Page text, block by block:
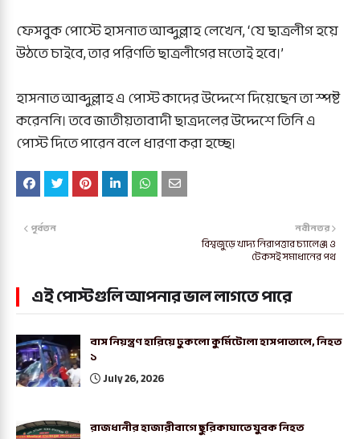
ফেসবুক পোস্টে হাসনাত আব্দুল্লাহ লেখেন, ‘যে ছাত্রলীগ হয়ে
উঠতে চাইবে, তার পরিণতি ছাত্রলীগের মতোই হবে।’
হাসনাত আব্দুল্লাহ এ পোস্ট কাদের উদ্দেশে দিয়েছেন তা স্পষ্ট
করেননি। তবে জাতীয়তাবাদী ছাত্রদলের উদ্দেশে তিনি এ
পোস্ট দিতে পারেন বলে ধারণা করা হচ্ছে।
নবীনতর
বিশ্বজুড়ে খাদ্য নিরাপত্তার চ্যালেঞ্জ ও
টেকসই সমাধানের পথ
পূর্বতন
এই পোস্টগুলি আপনার ভাল লাগতে পারে
বাস নিয়ন্ত্রণ হারিয়ে ঢুকলো কুর্মিটোলা হাসপাতালে, নিহত
১
July 26, 2026
রাজধানীর হাজারীবাগে ছুরিকাঘাতে যুবক নিহত